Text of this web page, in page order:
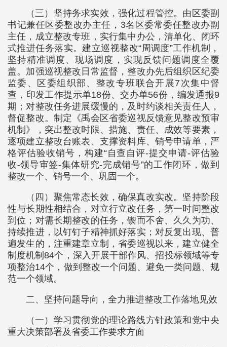
（三）坚持务求实效，强化过程管控。由区委副
书记兼任区委整改办主任，3名区委常委任整改办副
主任，成立整改专班，实行集中办公，清单化、闭环
式推进任务落实。建立巡视整改“周调度”工作机制，
坚持精准调度、现场调度，实现反馈问题调度全覆
盖。加强巡视整改日常监督，整改办先后组织区纪委
监委、区委组织部、整改专班联合开展7次集中督
查，印发工作提示单18份、交办单56份，编发通报9
期；对整改任务进展缓慢的，及时约谈相关责任人，
督促整改。制定《禹会区省委巡视反馈意见整改预审
机制》，突出整改时限、措施、责任、成效等要素，
逐项建立整改台账表、支撑资料库、销号申请单，严
格评估验收销号，构建“自查自评-提交申请-评估验
收-领导审签-集体研究-完成销号”的工作闭环，做到
整改一个、销号一个、巩固一个。
（四）聚焦常态长效，确保真改实改。坚持阶段
性与长期性相结合，对立行立改任务，第一时间整改
到位；对需长期整改的任务，锲而不舍、久久为功、
持续推进，以钉钉子精神抓好落实；对反复出现、普
遍发生的，注重建章立制，省委巡视以来，建立健全
制度机制84个，深入开展干部作风、招投标领域等专
项整治14个，做到整改一个问题、避免一类问题、规
范一个领域。
二、坚持问题导向，全力推进整改工作落地见效
（一）学习贯彻党的理论路线方针政策和党中央
重大决策部署及省委工作要求方面